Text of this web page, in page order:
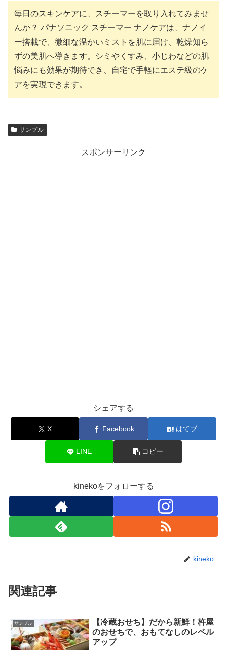
毎日のスキンケアに、スチーマーを取り入れてみませ
んか？ パナソニック スチーマー ナノケアは、ナノイ
ー搭載で、微細な温かいミストを肌に届け、乾燥知ら
ずの美肌へ導きます。シミやくすみ、小じわなどの肌
悩みにも効果が期待でき、自宅で手軽にエステ級のケ
アを実現できます。
サンプル
スポンサーリンク
シェアする
X Facebook はてブ
LINE コピー
kinekoをフォローする
kineko
関連記事
サンプル
【冷蔵おせち】だから新鮮！杵屋
のおせちで、おもてなしのレベル
アップ